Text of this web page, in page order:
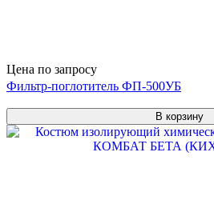
Цена по запросу
Фильтр-поглотитель ФП-500УБ
В корзину